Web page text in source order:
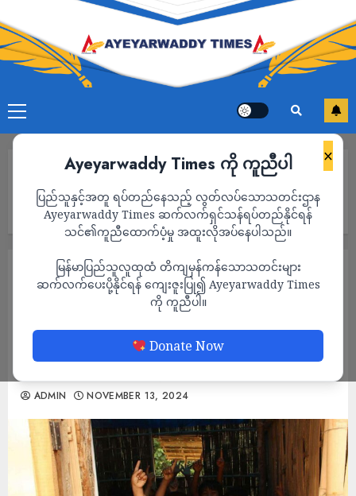
×
Ayeyarwaddy Times ကို ကူညီပါ
ပြည်သူနှင့်အတူ ရပ်တည်နေသည့် လွတ်လပ်သောသတင်းဌာန
Ayeyarwaddy Times ဆက်လက်ရှင်သန်ရပ်တည်နိုင်ရန်
သင်၏ကူညီထောက်ပံ့မှု အထူးလိုအပ်နေပါသည်။
မြန်မာပြည်သူလူထုထံ တိကျမှန်ကန်သောသတင်းများ
ဆက်လက်ပေးပို့နိုင်ရန် ကျေးဇူးပြု၍ Ayeyarwaddy Times
ကို ကူညီပါ။
Donate Now
အခွင့်အရေးလှုပ်ရှားမှုများကို ဆောင်ရွက်နေသူ ဆရာမဝါဝါနှင့်တွေ့ဆုံ
မေးမြန်းခြင်း (အမျိုးသမီးကဏ္ဍ-အင်တာဗျူး)
အင်တာဗျူး အမျိုးသမီးကဏ္ဍ
အိန္ဒိယ-မြန်မာနယ်စပ်ဒေသတွင် စစ်ဘေးရှောင်
များအတွက် လူ့အခွင့်အရေးလှုပ်ရှားမှုများကို
ဆောင်ရွက်နေသူ ဆရာမဝါဝါနှင့်တွေ့ဆုံမေးမြန်း
ခြင်း (အမျိုးသမီးကဏ္ဍ-အင်တာဗျူး)
ADMIN NOVEMBER 13, 2024